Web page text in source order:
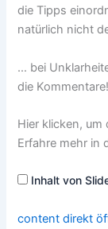
die Tipps
natürlich nicht
… bei
die Kommentare!
Inhalt
von
SlideShare
Hier klicken, um
Erfahre mehr in
Inhalt von
content direkt